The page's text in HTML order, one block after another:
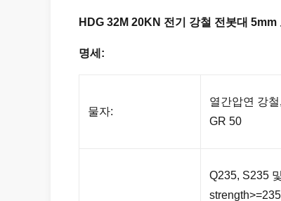
HDG 32M 20KN 전기 강철 전봇대
명세:
물자:
열간압연 강
GR 50
Q235, S235